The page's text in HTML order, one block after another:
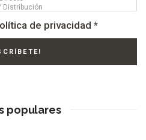
de privacidad *
populares